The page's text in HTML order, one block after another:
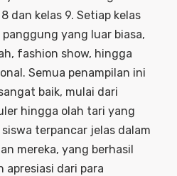
dan kelas 9. Setiap kelas
yang luar biasa,
fashion show, hingga
Semua penampilan ini
baik, mulai dari
hingga olah tari yang
terpancar jelas dalam
mereka, yang berhasil
apresiasi dari para